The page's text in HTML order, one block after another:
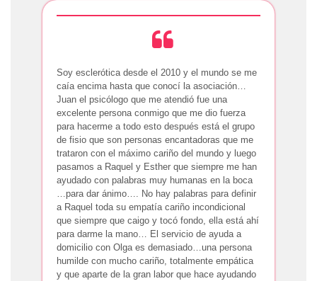
Soy esclerótica desde el 2010 y el mundo se me
caía encima hasta que conocí la asociación…
Juan el psicólogo que me atendió fue una
excelente persona conmigo que me dio fuerza
para hacerme a todo esto después está el grupo
de fisio que son personas encantadoras que me
trataron con el máximo cariño del mundo y luego
pasamos a Raquel y Esther que siempre me han
ayudado con palabras muy humanas en la boca
…para dar ánimo…. No hay palabras para definir
a Raquel toda su empatía cariño incondicional
que siempre que caigo y tocó fondo, ella está ahí
para darme la mano… El servicio de ayuda a
domicilio con Olga es demasiado…una persona
humilde con mucho cariño, totalmente empática
y que aparte de la gran labor que hace ayudando